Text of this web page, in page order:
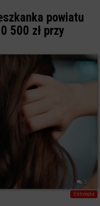
powiatu
500 zł przy
3
Ostrołęka